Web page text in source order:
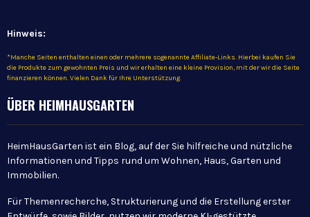
Hinweis:
*Manche Seiten enthalten einen oder mehrere sogenannte Affiliate-Links. Hierbei kaufen Sie
die Produkte zum gewohnten Preis und wir erhalten eine kleine Provision, mit der wir die Seite
finanzieren können. Vielen Dank für Ihre Unterstützung.
ÜBER HEIMHAUSGARTEN
HeimHausGarten ist ein Blog, auf der Sie hilfreiche und nützliche
Informationen und Tipps rund um Wohnen, Haus, Garten und
Immobilien.
Für Themenrecherche, Strukturierung und die Erstellung erster